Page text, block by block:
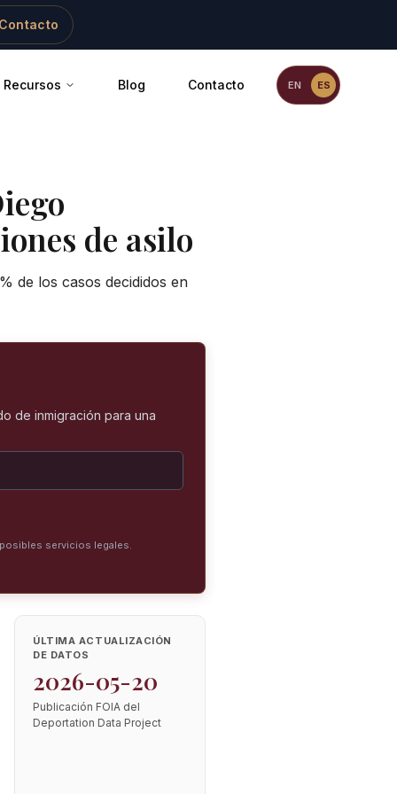
Recursos Blog Contacto ES
EN
de asilo
de los casos decididos en
de inmigración para una
servicios legales.
ÚLTIMA ACTUALIZACIÓN
DE DATOS
2026-05-20
Publicación FOIA del
Deportation Data Project